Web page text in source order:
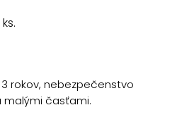
rokov, nebezpečenstvo
malými časťami.